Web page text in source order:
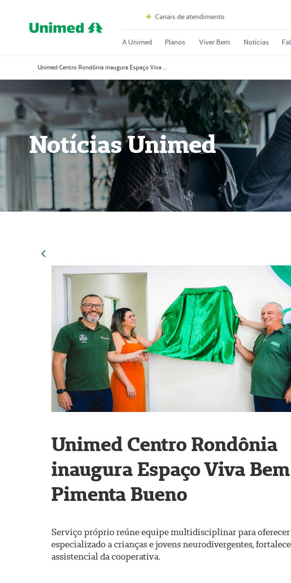
Canais de atendimento
A Unimed Planos Viver Bem Notícias
Unimed Centro Rondônia inaugura Espaço Viva Bem em Pimenta Bueno
Notícias Unimed
Unimed Centro Rondônia
inaugura Espaço Viva
Pimenta Bueno
Serviço próprio reúne equipe multidisciplinar para
especializado a crianças e jovens neurodivergentes,
assistencial da cooperativa.